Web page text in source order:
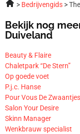
Bedrijvengids
Bekijk nog
Duiveland
Beauty & Flaire
Chaletpark “De Stern”
Op goede voet
P.j.c. Hanse
Pour Vous De Zwaantjes
Salon Your Desire
Skinn Manager
Wenkbrauw specialist